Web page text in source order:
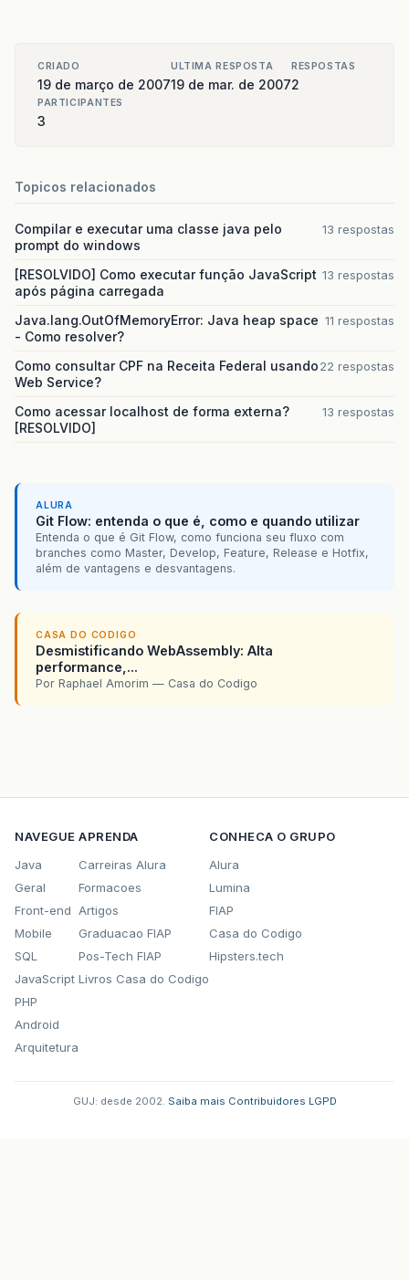
CRIADO
19 de março de 2007
ULTIMA RESPOSTA
19 de mar. de 2007
RESPOSTAS
2
PARTICIPANTES
3
Topicos relacionados
Compilar e executar uma classe java pelo
prompt do windows
13 respostas
[RESOLVIDO] Como executar função JavaScript
após página carregada
13 respostas
Java.lang.OutOfMemoryError: Java heap space
- Como resolver?
11 respostas
Como consultar CPF na Receita Federal usando
Web Service?
22 respostas
Como acessar localhost de forma externa?
[RESOLVIDO]
13 respostas
ALURA
Git Flow: entenda o que é, como e quando utilizar
Entenda o que é Git Flow, como funciona seu fluxo com
branches como Master, Develop, Feature, Release e Hotfix,
além de vantagens e desvantagens.
CASA DO CODIGO
Desmistificando WebAssembly: Alta
performance,...
Por Raphael Amorim — Casa do Codigo
NAVEGUE
Java
Geral
Front-end
Mobile
SQL
JavaScript
PHP
Android
Arquitetura
APRENDA
Carreiras Alura
Formacoes
Artigos
Graduacao FIAP
Pos-Tech FIAP
Livros Casa do Codigo
CONHECA O GRUPO
Alura
Lumina
FIAP
Casa do Codigo
Hipsters.tech
GUJ: desde 2002. Saiba mais Contribuidores LGPD